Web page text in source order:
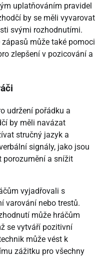
uplatňováním pravidel
by se měli vyvarovat
svými rozhodnutími.
může také pomoci
zlepšení v pozicování a
udržení pořádku a
by měli navázat
stručný jazyk a
signály, jako jsou
porozumění a snížit
vyjadřovali s
varování nebo trestů.
může hráčům
se vytváří pozitivní
může vést k
zážitku pro všechny